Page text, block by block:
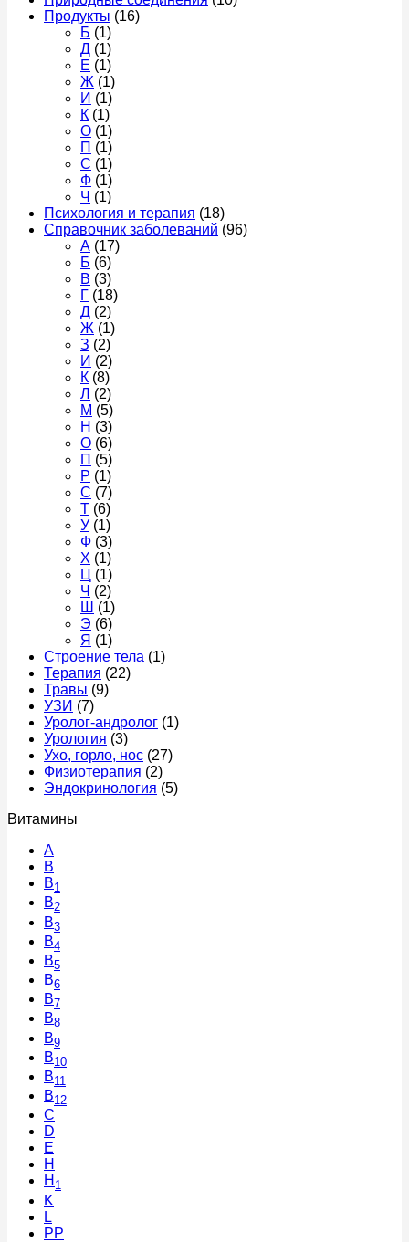
Продукты (16)
Б (1)
Д (1)
Е (1)
Ж (1)
И (1)
К (1)
О (1)
П (1)
С (1)
Ф (1)
Ч (1)
Психология и терапия (18)
Справочник заболеваний (96)
А (17)
Б (6)
В (3)
Г (18)
Д (2)
Ж (1)
З (2)
И (2)
К (8)
Л (2)
М (5)
Н (3)
О (6)
П (5)
Р (1)
С (7)
Т (6)
У (1)
Ф (3)
Х (1)
Ц (1)
Ч (2)
Ш
(1)
Э (6)
Я (1)
Строение тела (1)
Терапия (22)
Травы (9)
УЗИ (7)
Уролог-андролог (1)
Урология (3)
Ухо, горло, нос (27)
Физиотерапия (2)
Эндокринология (5)
Витамины
A
В
B1
B2
B3
B4
B5
B6
B7
B8
B9
B10
B11
B12
C
D
E
H
H 1
K
L
PP